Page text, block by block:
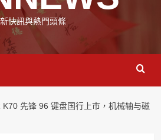
快訊與熱門頭條
K70 先锋 96 键盘国行上市，机械轴与磁